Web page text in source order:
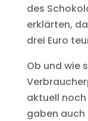
des
erklärten,
drei Euro
Ob und wie
aktuell
gaben auch